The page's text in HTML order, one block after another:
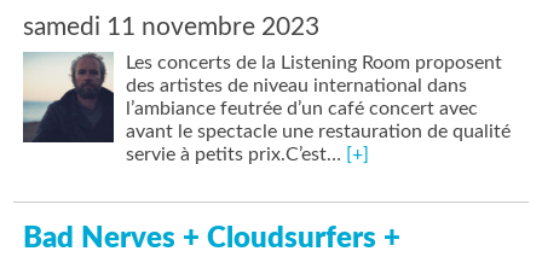
samedi 11 novembre 2023
Les concerts de la Listening Room proposent
des artistes de niveau international dans
l’ambiance feutrée d’un café concert avec
avant le spectacle une restauration de qualité
servie à petits prix.C’est… [+]
Bad Nerves + Cloudsurfers +